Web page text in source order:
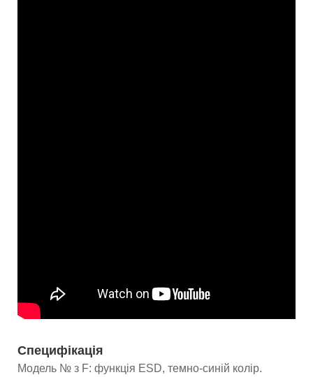
Специфікація
Модель № з F: функція ESD, темно-синій колір.